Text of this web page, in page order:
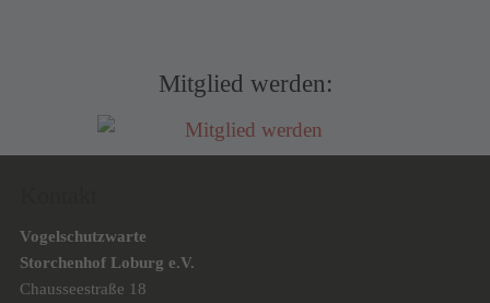
Mitglied werden:
Vogelschutzwarte
Storchenhof Loburg e.V.
Chausseestraße 18